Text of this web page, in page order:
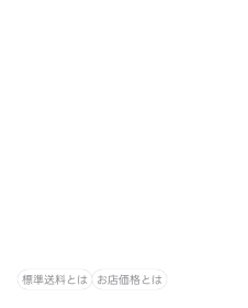
標準送料とは お店価格とは